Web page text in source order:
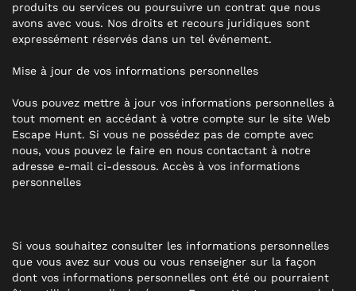
produits ou services ou poursuivre un contrat que nous
avons avec vous. Nos droits et recours juridiques sont
expressément réservés dans un tel événement.
Mise à jour de vos informations personnelles
Vous pouvez mettre à jour vos informations personnelles à
tout moment en accédant à votre compte sur le site Web
Escape Hunt. Si vous ne possédez pas de compte avec
nous, vous pouvez le faire en nous contactant à notre
adresse e-mail ci-dessous. Accès à vos informations
personnelles
Si vous souhaitez consulter les informations personnelles
que vous avez sur vous ou vous renseigner sur la façon
dont vos informations personnelles ont été ou pourraient